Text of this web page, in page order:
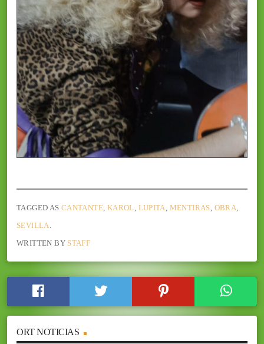
TAGGED AS CANTANTE, KAROL , LUPITA, MENTIRAS, OBRA,
SEVILLA.
WRITTEN BY STAFF
ORT NOTICIAS